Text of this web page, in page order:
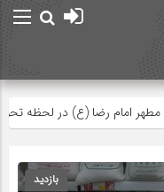
امام رضا (ع) در لحظه تحویل
بازدید